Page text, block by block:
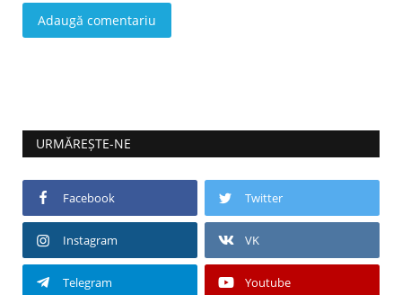
Adaugă comentariu
URMĂREȘTE-NE
Facebook Twitter
Instagram VK
Telegram Youtube